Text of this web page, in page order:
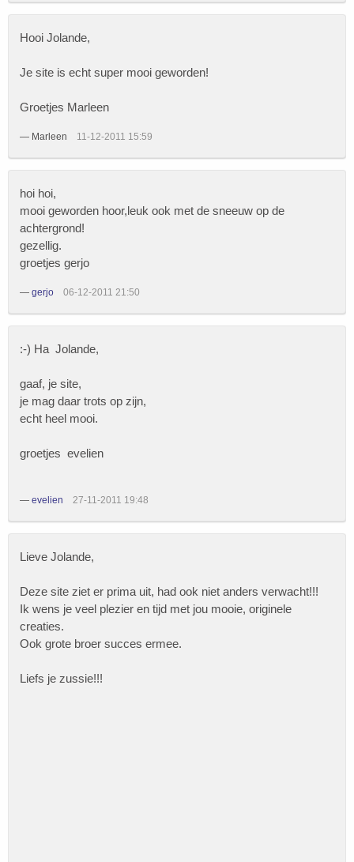
Hooi Jolande,
Je site is echt super mooi geworden!
Groetjes Marleen
— Marleen 11-12-2011 15:59
hoi hoi,
mooi geworden hoor,leuk ook met de sneeuw op de
achtergrond!
gezellig.
groetjes gerjo
— gerjo 06-12-2011 21:50
:-) Ha Jolande,
gaaf, je site,
je mag daar trots op zijn,
echt heel mooi.
groetjes evelien
— evelien 27-11-2011 19:48
Lieve Jolande,
Deze site ziet er prima uit, had ook niet anders verwacht!!!
Ik wens je veel plezier en tijd met jou mooie, originele
creaties.
Ook grote broer succes ermee.
Liefs je zussie!!!